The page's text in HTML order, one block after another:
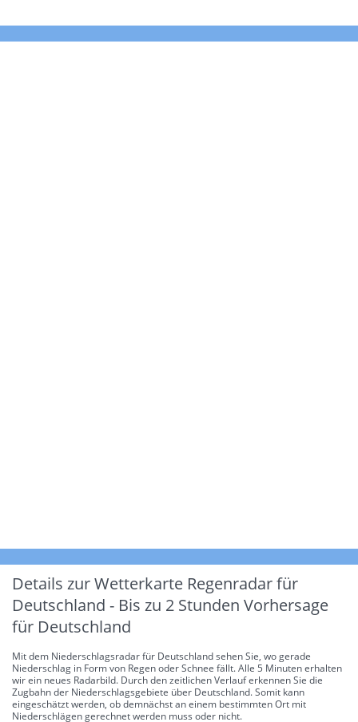
Details zur Wetterkarte Regenradar für
Deutschland - Bis zu 2 Stunden Vorhersage
für Deutschland
Mit dem Niederschlagsradar für Deutschland sehen Sie, wo gerade
Niederschlag in Form von Regen oder Schnee fällt. Alle 5 Minuten erhalten
wir ein neues Radarbild. Durch den zeitlichen Verlauf erkennen Sie die
Zugbahn der Niederschlagsgebiete über Deutschland. Somit kann
eingeschätzt werden, ob demnächst an einem bestimmten Ort mit
Niederschlägen gerechnet werden muss oder nicht.